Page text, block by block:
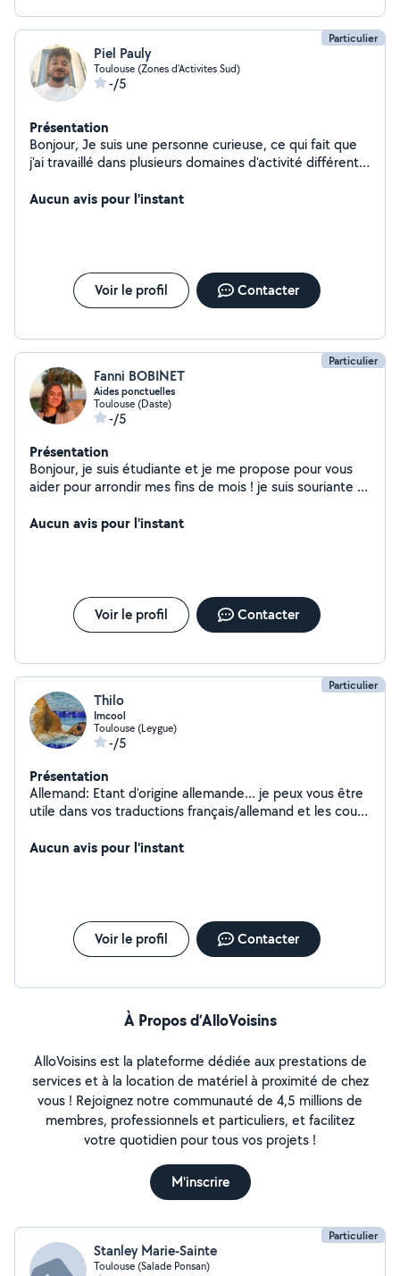
Particulier
Piel Pauly
Toulouse (Zones d'Activites Sud)
-/5
Présentation
Bonjour, Je suis une personne curieuse, ce qui fait que
j'ai travaillé dans plusieurs domaines d'activité différents.
vous aider pour de la conduite, dans des petits travaux
Aucun avis pour l'instant
Voir le profil Contacter
Particulier
Fanni BOBINET
Aides ponctuelles
Toulouse (Daste)
-/5
Présentation
Bonjour, je suis étudiante et je me propose pour vous
aider pour arrondir mes fins de mois ! je suis souriante et
n'importe quelle tache !
Aucun avis pour l'instant
Voir le profil Contacter
Particulier
Thilo
Imcool
Toulouse (Leygue)
-/5
Présentation
Allemand: Etant d'origine allemande... je peux vous être
utile dans vos traductions français/allemand et les cours
si vous souhaitez vous perfectionner en natation... je
Aucun avis pour l'instant
Voir le profil Contacter
À Propos d’AlloVoisins
AlloVoisins est la plateforme dédiée aux prestations de
services et à la location de matériel à proximité de chez
vous ! Rejoignez notre communauté de 4,5 millions de
membres, professionnels et particuliers, et facilitez
votre quotidien pour tous vos projets !
M'inscrire
Particulier
Stanley Marie-Sainte
Toulouse (Salade Ponsan)